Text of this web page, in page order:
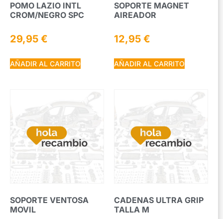
POMO LAZIO INTL
CROM/NEGRO SPC
29,95 €
AÑADIR AL CARRITO
SOPORTE MAGNET
AIREADOR
12,95 €
AÑADIR AL CARRITO
SOPORTE VENTOSA
MOVIL
CADENAS ULTRA GRIP
TALLA M